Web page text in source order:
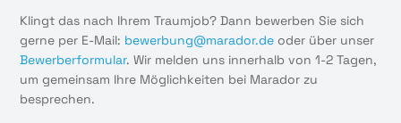
Klingt das nach Ihrem Traumjob? Dann bewerben Sie sich
gerne per E-Mail: bewerbung@marador.de oder über unser
Bewerberformular. Wir melden uns innerhalb von 1-2 Tagen,
um gemeinsam Ihre Möglichkeiten bei Marador zu
besprechen.